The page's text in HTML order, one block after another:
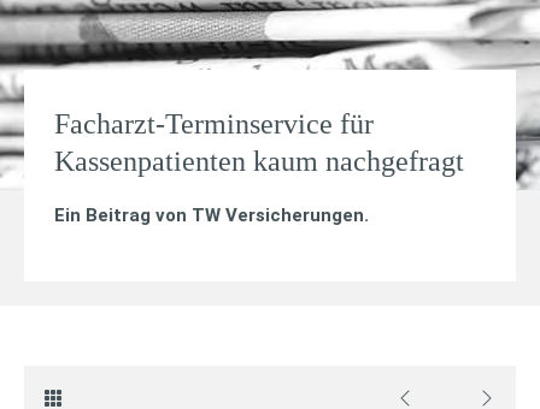
Facharzt-Terminservice für
Kassenpatienten kaum nachgefragt
Ein Beitrag von TW Versicherungen.